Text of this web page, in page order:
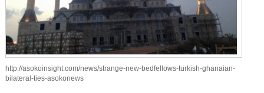
http://asokoinsight.com/news/strange-new-bedfellows-turkish-ghanaian-
bilateral-ties-asokonews